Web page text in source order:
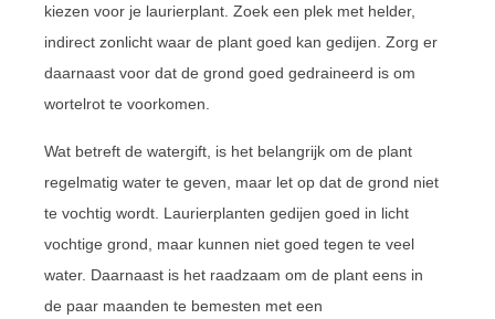
kiezen voor je laurierplant. Zoek een plek met helder,
indirect zonlicht waar de plant goed kan gedijen. Zorg er
daarnaast voor dat de grond goed gedraineerd is om
wortelrot te voorkomen.
Wat betreft de watergift, is het belangrijk om de plant
regelmatig water te geven, maar let op dat de grond niet
te vochtig wordt. Laurierplanten gedijen goed in licht
vochtige grond, maar kunnen niet goed tegen te veel
water. Daarnaast is het raadzaam om de plant eens in
de paar maanden te bemesten met een